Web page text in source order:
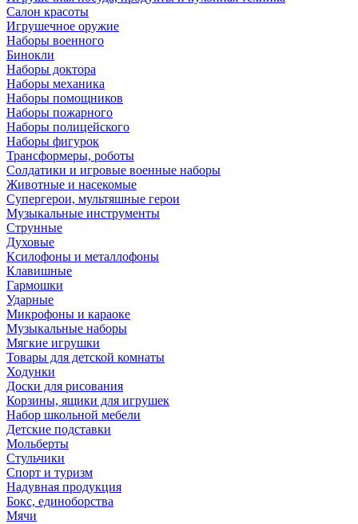
Салон красоты
Игрушечное оружие
Наборы военного
Бинокли
Наборы доктора
Наборы механика
Наборы помощников
Наборы пожарного
Наборы полицейского
Наборы фигурок
Трансформеры, роботы
Солдатики и игровые военные наборы
Животные и насекомые
Супергерои, мультяшные герои
Музыкальные инструменты
Струнные
Духовые
Ксилофоны и металлофоны
Клавишные
Гармошки
Ударные
Микрофоны и караоке
Музыкальные наборы
Мягкие игрушки
Товары для детской комнаты
Ходунки
Доски для рисования
Корзины, ящики для игрушек
Набор школьной мебели
Детские подставки
Мольберты
Стульчики
Спорт и туризм
Надувная продукция
Бокс, единоборства
Мячи